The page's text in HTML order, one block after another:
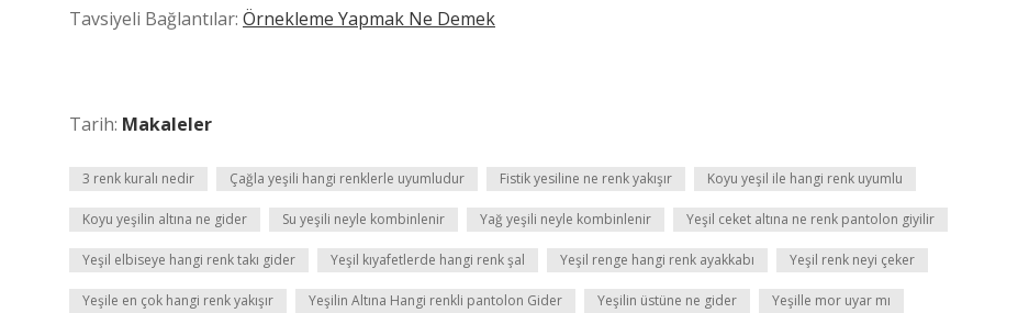
Tavsiyeli Bağlantılar: Örnekleme Yapmak Ne Demek
Tarih: Makaleler
3 renk kuralı nedir Çağla yeşili hangi renklerle uyumludur Fistik yesiline ne renk yakışır Koyu yeşil ile hangi renk uyumlu
Koyu yeşilin altına ne gider Su yeşili neyle kombinlenir Yağ yeşili neyle kombinlenir Yeşil ceket altına ne renk pantolon giyilir
Yeşil elbiseye hangi renk takı gider Yeşil kıyafetlerde hangi renk şal Yeşil renge hangi renk ayakkabı Yeşil renk neyi çeker
Yeşile en çok hangi renk yakışır Yeşilin Altına Hangi renkli pantolon Gider Yeşilin üstüne ne gider Yeşille mor uyar mı